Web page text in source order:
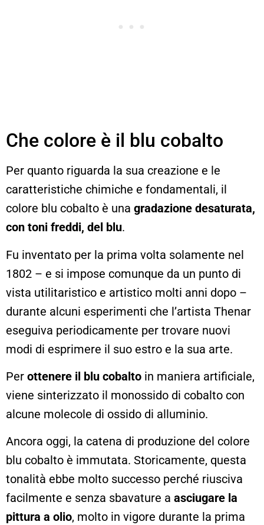
Che colore è il blu cobalto
Per quanto riguarda la sua creazione e le
caratteristiche chimiche e fondamentali, il
colore blu cobalto è una gradazione desaturata,
con toni freddi, del blu.
Fu inventato per la prima volta solamente nel
1802 – e si impose comunque da un punto di
vista utilitaristico e artistico molti anni dopo –
durante alcuni esperimenti che l’artista Thenar
eseguiva periodicamente per trovare nuovi
modi di esprimere il suo estro e la sua arte.
Per ottenere il blu cobalto in maniera artificiale,
viene sinterizzato il monossido di cobalto con
alcune molecole di ossido di alluminio.
Ancora oggi, la catena di produzione del colore
blu cobalto è immutata. Storicamente, questa
tonalità ebbe molto successo perché riusciva
facilmente e senza sbavature a asciugare la
pittura a olio, molto in vigore durante la prima